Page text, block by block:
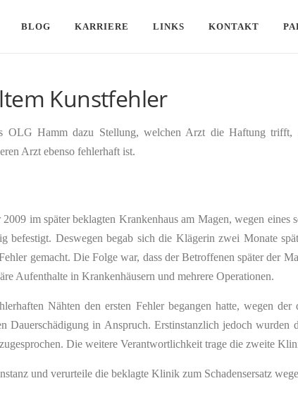
BLOG KARRIERE LINKS KONTAKT
Kunstfehler
OLG Hamm dazu Stellung, welchen Arzt die Haftung trifft,
Arzt ebenso fehlerhaft ist.
im später beklagten Krankenhaus am Magen, wegen
befestigt. Deswegen begab sich die Klägerin zwei Monate
gemacht. Die Folge war, dass der Betroffenen später der
Aufenthalte in Krankenhäusern und mehrere Operationen.
Nähten den ersten Fehler begangen hatte, wegen der
Dauerschädigung in Anspruch. Erstinstanzlich jedoch
Die weitere Verantwortlichkeit trage die zweite
und verurteile die beklagte Klinik zum Schadensersatz